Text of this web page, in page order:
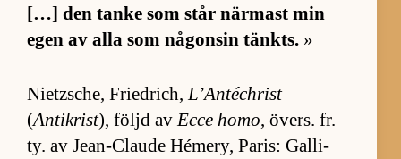
[…] den tanke som står när­mast min
egen av alla som nå­gon­sin tänkts. »
Nietz­sche, Fri­edrich,L’Antéchrist
(Antikrist), följd avEcce homo, övers. fr.
ty. av Jean-Claude Hé­me­ry, Pa­ris: Gal­li­